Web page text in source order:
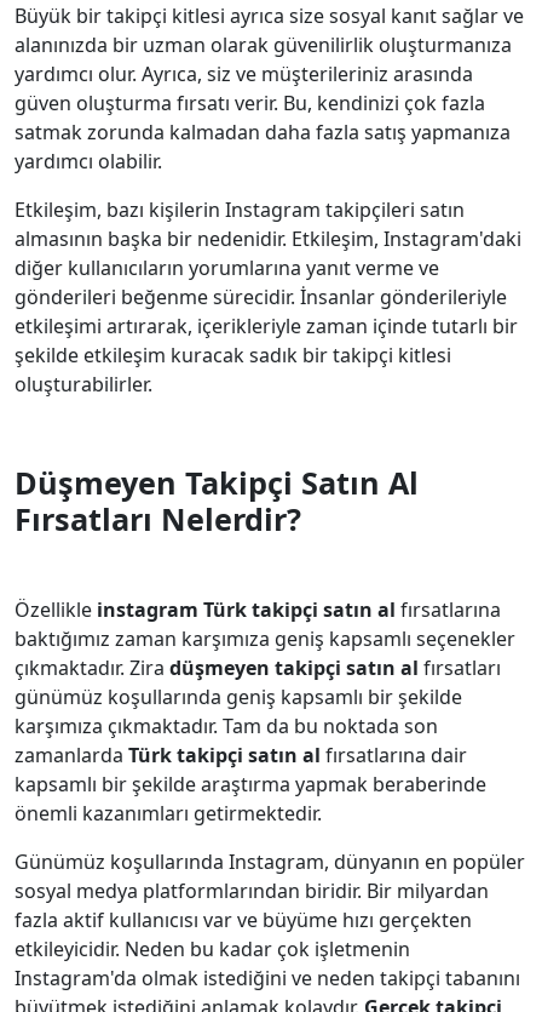
Büyük bir takipçi kitlesi ayrıca size sosyal kanıt sağlar ve
alanınızda bir uzman olarak güvenilirlik oluşturmanıza
yardımcı olur. Ayrıca, siz ve müşterileriniz arasında
güven oluşturma fırsatı verir. Bu, kendinizi çok fazla
satmak zorunda kalmadan daha fazla satış yapmanıza
yardımcı olabilir.
Etkileşim, bazı kişilerin Instagram takipçileri satın
almasının başka bir nedenidir. Etkileşim, Instagram'daki
diğer kullanıcıların yorumlarına yanıt verme ve
gönderileri beğenme sürecidir. İnsanlar gönderileriyle
etkileşimi artırarak, içerikleriyle zaman içinde tutarlı bir
şekilde etkileşim kuracak sadık bir takipçi kitlesi
oluşturabilirler.
Düşmeyen Takipçi Satın Al
Fırsatları Nelerdir?
Özellikle instagram Türk takipçi satın al fırsatlarına
baktığımız zaman karşımıza geniş kapsamlı seçenekler
çıkmaktadır. Zira düşmeyen takipçi satın al fırsatları
günümüz koşullarında geniş kapsamlı bir şekilde
karşımıza çıkmaktadır. Tam da bu noktada son
zamanlarda Türk takipçi satın al fırsatlarına dair
kapsamlı bir şekilde araştırma yapmak beraberinde
önemli kazanımları getirmektedir.
Günümüz koşullarında Instagram, dünyanın en popüler
sosyal medya platformlarından biridir. Bir milyardan
fazla aktif kullanıcısı var ve büyüme hızı gerçekten
etkileyicidir. Neden bu kadar çok işletmenin
Instagram'da olmak istediğini ve neden takipçi tabanını